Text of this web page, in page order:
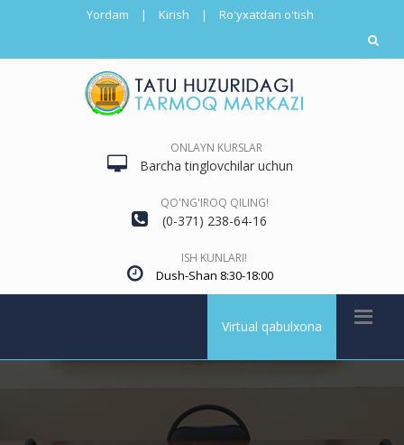
Yordam | Kirish | Ro'yxatdan o'tish
ONLAYN KURSLAR
Barcha tinglovchilar uchun
QO'NG'IROQ QILING!
(0-371) 238-64-16
ISH KUNLARI!
Dush-Shan 8:30-18:00
Virtual qabulxona